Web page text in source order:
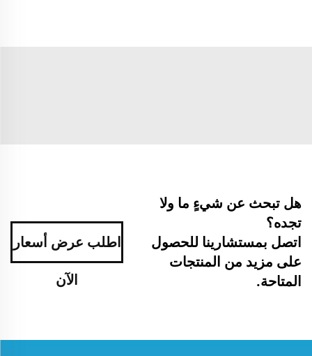
هل تبحث عن شيءٍ ما ولا
تجده؟
اتصل بمستشارينا للحصول
على مزيد من المنتجات
المتاحة.
اطلب عرض أسعار
الآن